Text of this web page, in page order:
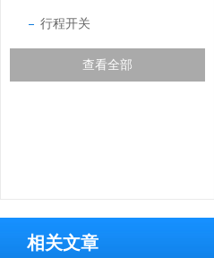
行程开关
查看全部
相关文章